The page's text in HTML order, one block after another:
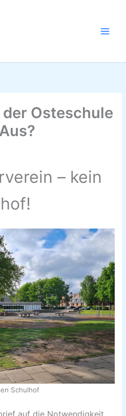
Osteschule
– kein
Schulhof